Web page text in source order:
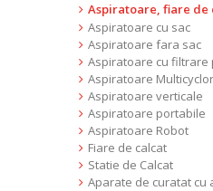
Aspiratoare, fiare de
Aspiratoare cu sac
Aspiratoare fara sac
Aspiratoare cu filtrare
Aspiratoare
Aspiratoare verticale
Aspiratoare portabile
Aspiratoare Robot
Fiare de calcat
Statie de Calcat
Aparate de curatat cu